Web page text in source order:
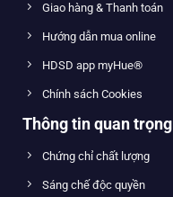
Giao hàng & Thanh toán
Hướng dẫn mua online
HDSD app myHue®
Chính sách Cookies
Thông tin quan trọng
Chứng chỉ chất lượng
Sáng chế độc quyền